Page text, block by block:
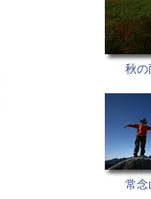
秋の
常念